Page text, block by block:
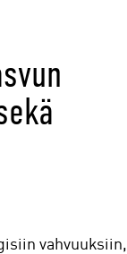
vahvuuksiin,